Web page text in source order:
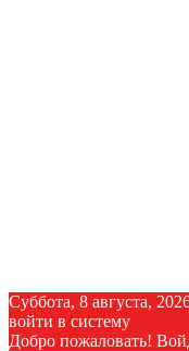
Суббота, 8 августа,
войти в систему
Добро пожаловать!